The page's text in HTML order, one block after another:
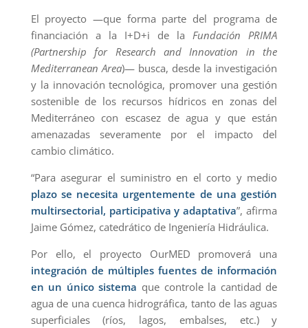
El proyecto —que forma parte del programa de
financiación a la I+D+i de laFundación PRIMA
(Partnership for Research and Innovation in the
Mediterranean Area)— busca, desde la investigación
y la innovación tecnológica, promover una gestión
sostenible de los recursos hídricos en zonas del
Mediterráneo con escasez de agua y que están
amenazadas severamente por el impacto del
cambio climático.
“Para asegurar el suministro en el corto y medio
plazo se necesita urgentemente de una gestión
multirsectorial, participativa y adaptativa”, afirma
Jaime Gómez, catedrático de Ingeniería Hidráulica.
Por ello, el proyecto OurMED promoverá una
integración de múltiples fuentes de información
en un único sistema que controle la cantidad de
agua de una cuenca hidrográfica, tanto de las aguas
superficiales (ríos, lagos, embalses, etc.) y